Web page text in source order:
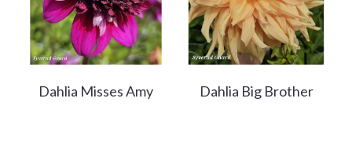
Dahlia Misses Amy Dahlia Big Brother